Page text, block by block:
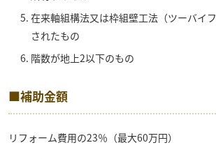
在来軸組構法又は枠組壁工法（ツーバイ
されたもの
階数が地上2以下のもの
■補助金額
リフォーム費用の23％（最大60万円）